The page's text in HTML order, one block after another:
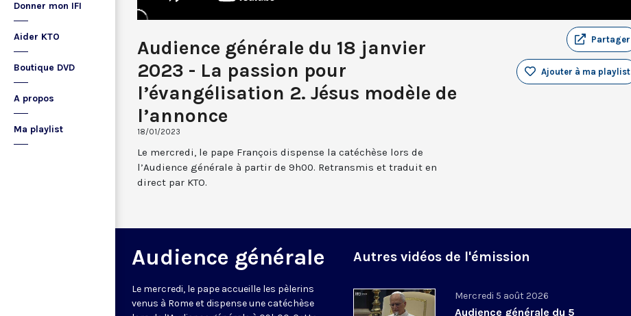
Donner mon IFI
Aider KTO
Boutique DVD
A propos
Ma playlist
Audience générale du 18 janvier
2023 - La passion pour
l’évangélisation 2. Jésus modèle de
l’annonce
18/01/2023
Partager
Ajouter à ma playlist
Le mercredi, le pape François dispense la catéchèse lors de
l’Audience générale à partir de 9h00. Retransmis et traduit en
direct par KTO.
Audience générale
Le mercredi, le pape accueille les pèlerins
venus à Rome et dispense une catéchèse
Autres vidéos de l'émission
Mercredi 5 août 2026
Audience générale du 5